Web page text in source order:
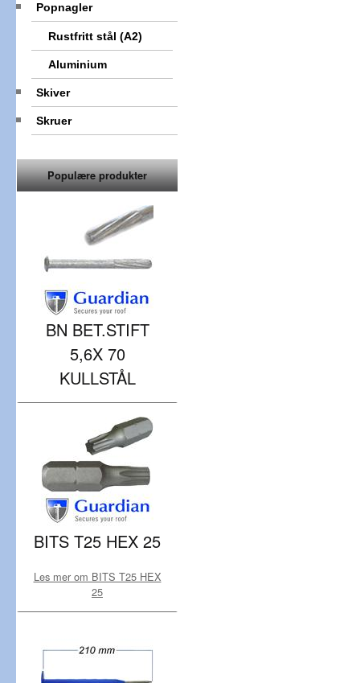
Popnagler
Rustfritt stål (A2)
Aluminium
Skiver
Skruer
Populære produkter
BN BET.STIFT
5,6X 70
KULLSTÅL
BITS T25 HEX 25
Les mer om BITS T25 HEX
25